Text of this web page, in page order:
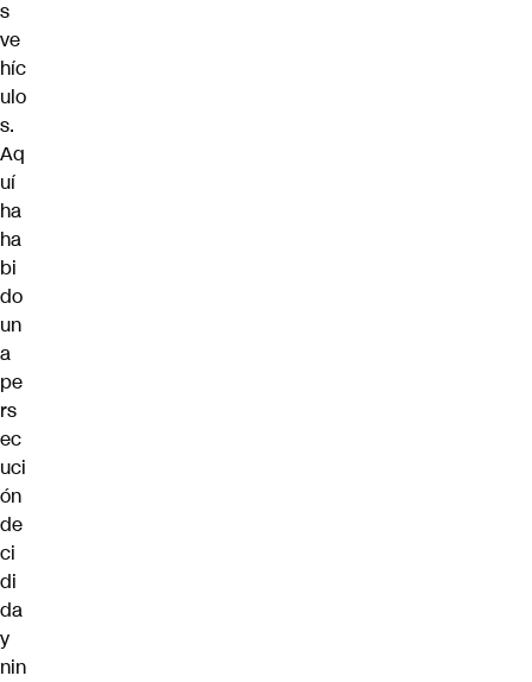
s
ve
híc
ulo
s.
Aq
uí
ha
ha
bi
do
un
a
pe
rs
ec
uci
ón
de
ci
di
da
y
nin